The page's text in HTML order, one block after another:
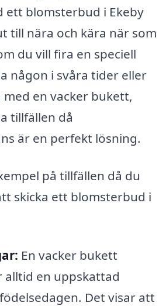
ett blomsterbud i Ekeby
till nära och kära när som
du vill fira en speciell
någon i svåra tider eller
en vacker bukett,
tillfällen då
är en perfekt lösning.
på tillfällen då du
skicka ett blomsterbud i
En vacker bukett
alltid en uppskattad
Det visar att